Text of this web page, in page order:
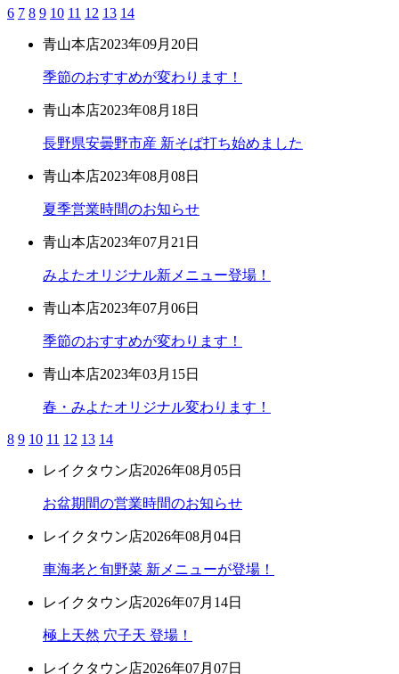
6 7 8 9 10 11 12 13 14
青山本店2023年09月20日
季節のおすすめが変わります！
青山本店2023年08月18日
長野県安曇野市産 新そば打ち始めました
青山本店2023年08月08日
夏季営業時間のお知らせ
青山本店2023年07月21日
みよたオリジナル新メニュー登場！
青山本店2023年07月06日
季節のおすすめが変わります！
青山本店2023年03月15日
春・みよたオリジナル変わります！
8 9 10 11 12 13 14
レイクタウン店2026年08月05日
お盆期間の営業時間のお知らせ
レイクタウン店2026年08月04日
車海老と旬野菜 新メニューが登場！
レイクタウン店2026年07月14日
極上天然 穴子天 登場！
レイクタウン店2026年07月07日